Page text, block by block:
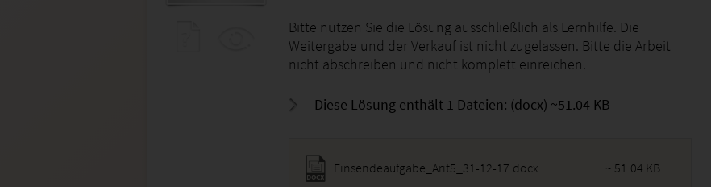
Bitte nutzen Sie die Lösung ausschließlich als Lernhilfe. Die
Weitergabe und der Verkauf ist nicht zugelassen. Bitte die Arbeit
nicht abschreiben und nicht komplett einreichen.
Diese Lösung enthält 1 Dateien: (docx) ~51.04 KB
Einsendeaufgabe_Arit5_31-12-17.docx ~ 51.04 KB